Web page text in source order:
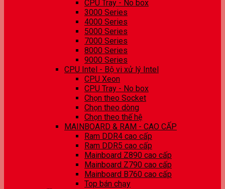
CPU Tray - No box
3000 Series
4000 Series
5000 Series
7000 Series
8000 Series
9000 Series
CPU Intel - Bộ vi xử lý Intel
CPU Xeon
CPU Tray - No box
Chọn theo Socket
Chọn theo dòng
Chọn theo thế hệ
MAINBOARD & RAM - CAO CẤP
Ram DDR4 cao cấp
Ram DDR5 cao cấp
Mainboard Z890 cao cấp
Mainboard Z790 cao cấp
Mainboard B760 cao cấp
Top bán chạy